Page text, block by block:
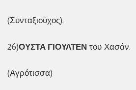
(Συνταξιούχος).
26)ΟΥΣΤΑ ΓΙΟΥΛΤΕΝ του Χασάν.
(Αγρότισσα)